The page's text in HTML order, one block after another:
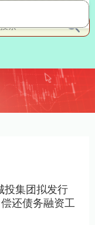
投集团拟发行
还债务融资工